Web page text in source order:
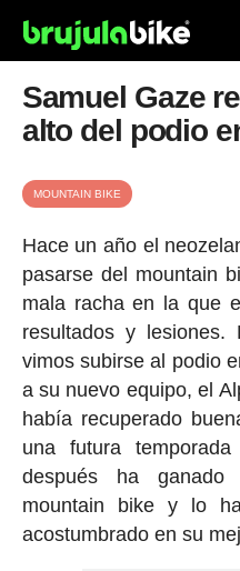
Samuel Gaze
alto del podio
MOUNTAIN BIKE
Hace un año el
pasarse del mountain
mala racha en la que
resultados y
vimos subirse al podio
a su nuevo equipo, el
había recuperado
una futura
después ha
mountain bike y lo
acostumbrado en su